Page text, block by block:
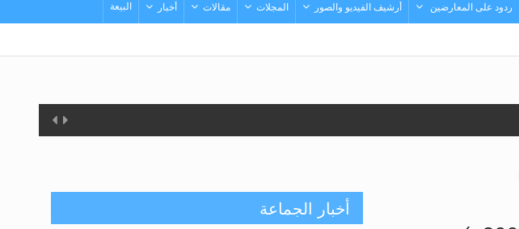
ردود على المعارضين أرشيف الفيديو والصور المجلات مقالات أخبار البيعة
أخبار الجماعة